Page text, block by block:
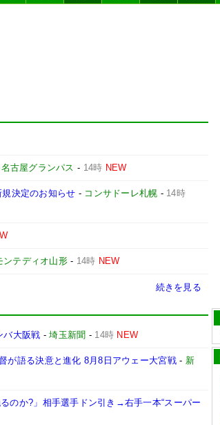
名古屋グランパス - 14時 NEW
決定のお知らせ - コンサドーレ札幌 - 14時
ンテディオ山形- 14時 NEW
続きを見る
バ大阪戦 -埼玉新聞 - 14時 NEW
が語る決意と進化 8月8日アウェー大宮戦- 新
のか?」相手選手ドン引き→右手一本“スーパー